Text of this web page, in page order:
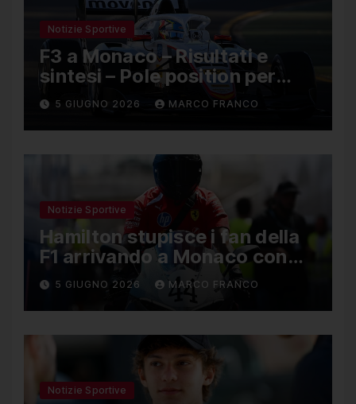
Notizie Sportive
F3 a Monaco – Risultati e
sintesi – Pole position per
Nael, Bruno del Pino ottavo
5 GIUGNO 2026 MARCO FRANCO
Notizie Sportive
Hamilton stupisce i fan della
F1 arrivando a Monaco con
una Ducati in edizione
limitata
5 GIUGNO 2026 MARCO FRANCO
Notizie Sportive